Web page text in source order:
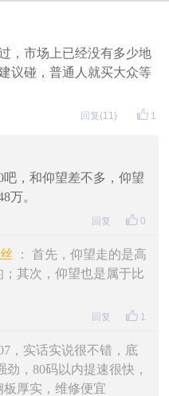
，市场上已经没有多少地
议碰，普通人就买大众等
1
回复 (11)
，和仰望差不多，仰望
万。
0
回复
： 首先，仰望走的是高
其次，仰望也是属于比
1
回复
，实话实说很不错，底
，80码以内提速很快，
厚实，维修便宜